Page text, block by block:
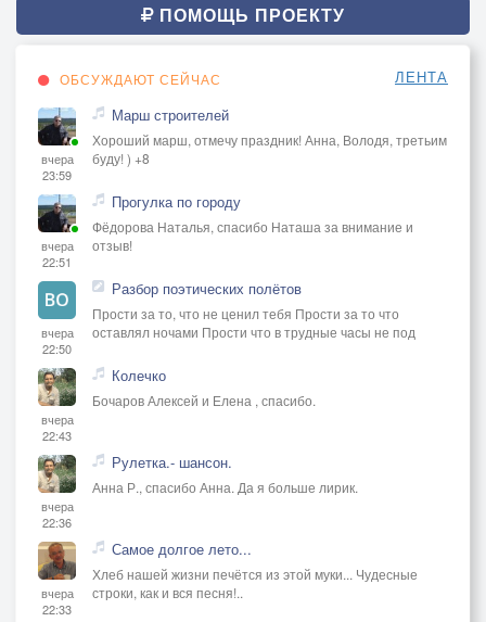
Но власти месть
пузырилась ожогом.
Зимою в полынь̀ю
стрельцами Ржова.
Пушки, сабли, пики, топорищи –
Так сражались. Царь паниковал.
Но сдались Болотникова тыщи,
Когда царь не трогать обещал!
припев:
Сперв̀а глаз̀а выкалывали человеку,
Но власти месть
пузырилась ожогом.
И наконец слепого затолкали в р̀еку,
Но цари – как все, и Васька Шуйский,
Слово государево нарушил:
̀Извергам шепнул наедин̀е.
припев:
ПОМОЩЬ ПРОЕКТУ
ОБСУЖДАЮТ СЕЙЧАС ЛЕНТА
вчера
23:59
Марш строителей
Хороший марш, отмечу праздник! Анна, Володя, третьим
буду! ) +8
вчера
22:51
Прогулка по городу
Фёдорова Наталья, спасибо Наташа за внимание и
отзыв!
вчера
22:50
Разбор поэтических полётов
Прости за то, что не ценил тебя Прости за то что
оставлял ночами Прости что в трудные часы не под
вчера
22:43
Колечко
Бочаров Алексей и Елена , спасибо.
вчера
22:36
Рулетка.- шансон.
Анна Р., спасибо Анна. Да я больше лирик.
вчера
22:33
Самое долгое лето...
Хлеб нашей жизни печётся из этой муки... Чудесные
строки, как и вся песня!..